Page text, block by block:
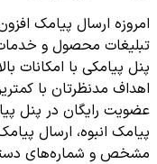
امروزه ارسال پیامک
تبلیغات محصول و خدمات
پنل پیامکی با امکانات
اهداف مدنظرتان با
عضویت رایگان در پنل
پیامک انبوه، ارسال
مشخص و شماره‌های